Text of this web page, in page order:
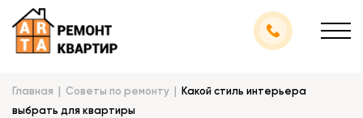
Главная Советы по ремонту
Какой стиль интерьера
выбрать для квартиры